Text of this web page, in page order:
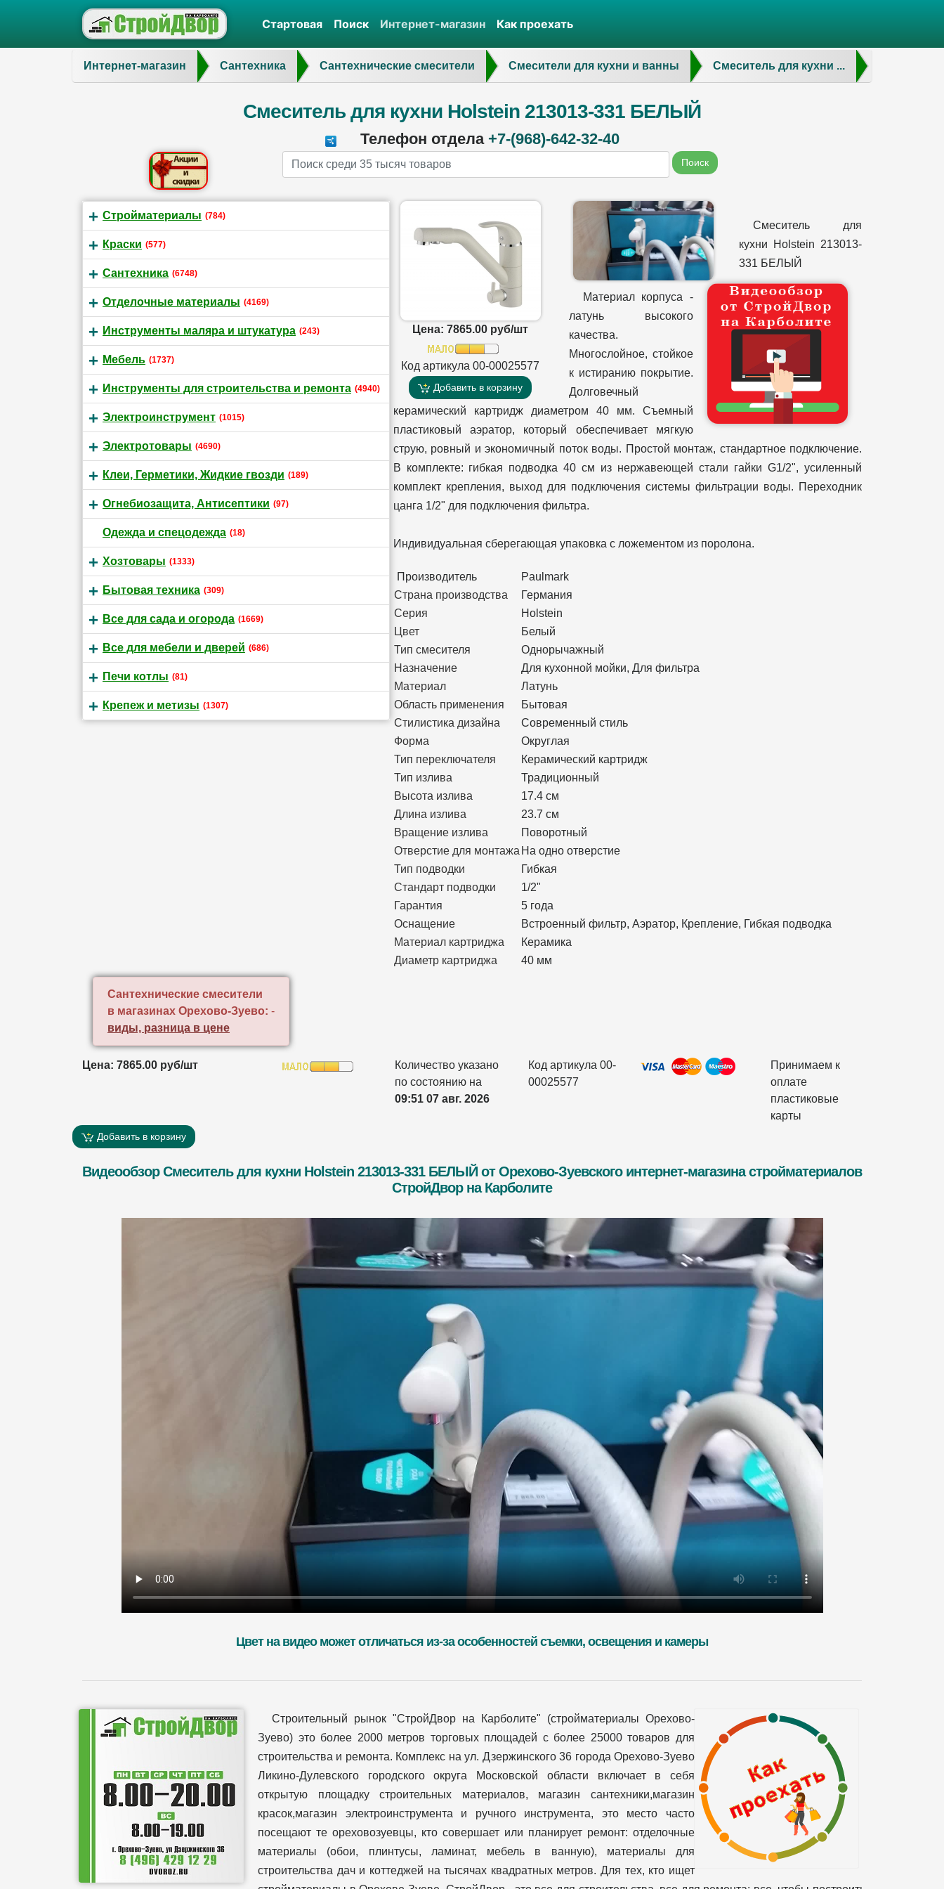
Стартовая Поиск Интернет-магазин Как проехать
Интернет-магазин Сантехника Сантехнические смесители Смесители для кухни и ванны Смеситель для кухни ...
Смеситель для кухни Holstein 213013-331 БЕЛЫЙ
Телефон отдела +7-(968)-642-32-40
Name Поиск
Стройматериалы (784)
Краски (577)
Сантехника (6748)
Отделочные материалы (4169)
Инструменты маляра и штукатура (243)
Мебель (1737)
Инструменты для строительства и ремонта (4940)
Электроинструмент (1015)
Электротовары (4690)
Клеи, Герметики, Жидкие гвозди (189)
Огнебиозащита, Антисептики (97)
Одежда и спецодежда (18)
Хозтовары (1333)
Бытовая техника (309)
Все для сада и огорода (1669)
Все для мебели и дверей (686)
Печи котлы (81)
Крепеж и метизы (1307)
Цена: 7865.00 руб/шт
Код артикула 00-00025577
Добавить в корзину
Смеситель для
кухни Holstein 213013-
331 БЕЛЫЙ
Материал корпуса -
латунь высокого
качества.
Многослойное, стойкое
к истиранию покрытие.
Долговечный
керамический картридж диаметром 40 мм. Съемный
пластиковый аэратор, который обеспечивает мягкую
струю, ровный и экономичный поток воды. Простой монтаж, стандартное подключение.
В комплекте: гибкая подводка 40 см из нержавеющей стали гайки G1/2", усиленный
комплект крепления, выход для подключения системы фильтрации воды. Переходник
цанга 1/2" для подключения фильтра.
Индивидуальная сберегающая упаковка с ложементом из поролона.
Производитель
Paulmark
Страна производства
Германия
Серия
Holstein
Цвет
Белый
Тип смесителя
Однорычажный
Назначение
Для кухонной мойки, Для фильтра
Материал
Латунь
Область применения
Бытовая
Стилистика дизайна
Современный стиль
Форма
Округлая
Тип переключателя
Керамический картридж
Тип излива
Традиционный
Высота излива
17.4 см
Длина излива
23.7 см
Вращение излива
Поворотный
Отверстие для монтажа На одно отверстие
Тип подводки
Гибкая
Стандарт подводки
1/2"
Гарантия
5 года
Оснащение
Встроенный фильтр, Аэратор, Крепление, Гибкая подводка
Материал картриджа
Керамика
Диаметр картриджа
40 мм
Сантехнические смесители
в магазинах Орехово-Зуево: -
виды, разница в цене
Цена: 7865.00 руб/шт
Количество указано
по состоянию на
09:51 07 авг. 2026
Код артикула 00-
00025577
Принимаем к
оплате
пластиковые
карты
Добавить в корзину
Видеообзор Смеситель для кухни Holstein 213013-331 БЕЛЫЙ от Орехово-Зуевского интернет-магазина стройматериалов
СтройДвор на Карболите
Цвет на видео может отличаться из-за особенностей съемки, освещения и камеры
Строительный рынок "СтройДвор на Карболите" (стройматериалы Орехово-
Зуево) это более 2000 метров торговых площадей с более 25000 товаров для
строительства и ремонта. Комплекс на ул. Дзержинского 36 города Орехово-Зуево
Ликино-Дулевского городского округа Московской области включает в себя
открытую площадку строительных материалов, магазин сантехники,магазин
красок,магазин электроинструмента и ручного инструмента, это место часто
посещают те ореховозуевцы, кто совершает или планирует ремонт: отделочные
материалы (обои, плинтусы, ламинат, мебель в ванную), материалы для
строительства дач и коттеджей на тысячах квадратных метров. Для тех, кто ищет